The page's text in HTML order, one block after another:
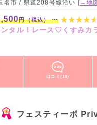
名市 / 県道208号線沿い [→地
円（税込）〜
タル！レース♡くすみカ
口コミ(10)
フェスティーボ